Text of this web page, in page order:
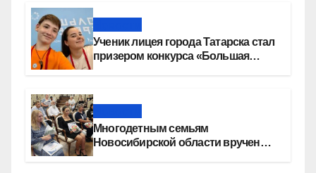
Ученик лицея города Татарска стал
призером конкурса «Большая
Многодетным семьям
Новосибирской области вручены